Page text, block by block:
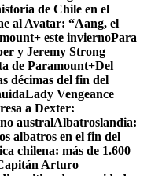
de Chile en el
al Avatar: “Aang, el
este inviernoPara
y Jeremy Strong
de Paramount+Del
décimas del fin del
Lady Vengeance
a Dexter:
australAlbatroslandia:
albatros en el fin del
chilena: más de 1.600
Arturo